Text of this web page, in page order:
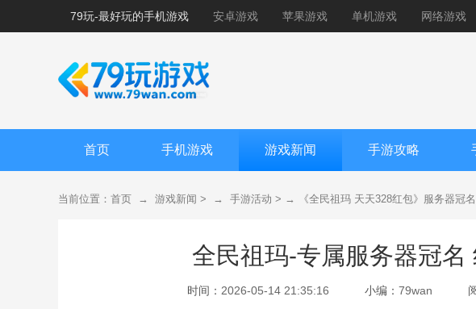
79玩-最好玩的手机游戏 安卓游戏 苹果游戏 单机游戏 网络游戏
首页 手机游戏 游戏新闻 手游攻略
当前位置： 首页 → 游戏新闻 > → 手游活动 > → 《全民祖玛 天天328红包》服务器冠
全民祖玛-专属服务器冠名
时间： 2026-05-14 21:35:16 小编： 79wan